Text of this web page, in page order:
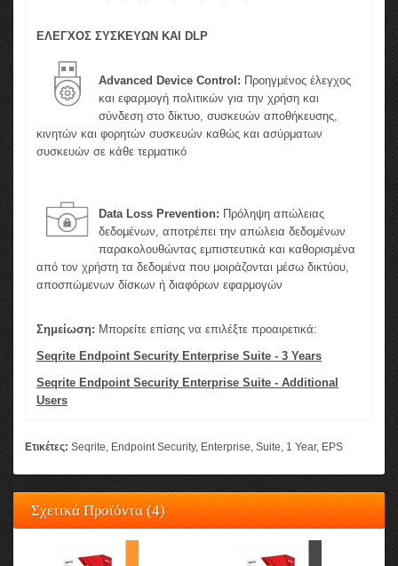
ΕΛΕΓΧΟΣ ΣΥΣΚΕΥΩΝ ΚΑΙ DLP
Advanced Device Control: Προηγμένος έλεγχος
και εφαρμογή πολιτικών για την χρήση και
σύνδεση στο δίκτυο, συσκευών αποθήκευσης,
κινητών και φορητών συσκευών καθώς και ασύρματων
συσκευών σε κάθε τερματικό
Data Loss Prevention: Πρόληψη απώλειας
δεδομένων, αποτρέπει την απώλεια δεδομένων
παρακολουθώντας εμπιστευτικά και καθορισμένα
από τον χρήστη τα δεδομένα που μοιράζονται μέσω δικτύου,
αποσπώμενων δίσκων ή διαφόρων εφαρμογών
Σημείωση: Μπορείτε επίσης να επιλέξτε προαιρετικά:
Seqrite Endpoint Security Enterprise Suite - 3 Years
Seqrite Endpoint Security Enterprise Suite - Additional
Users
Ετικέτες: Seqrite, Endpoint Security, Enterprise, Suite, 1 Year, EPS
Σχετικά Προϊόντα (4)